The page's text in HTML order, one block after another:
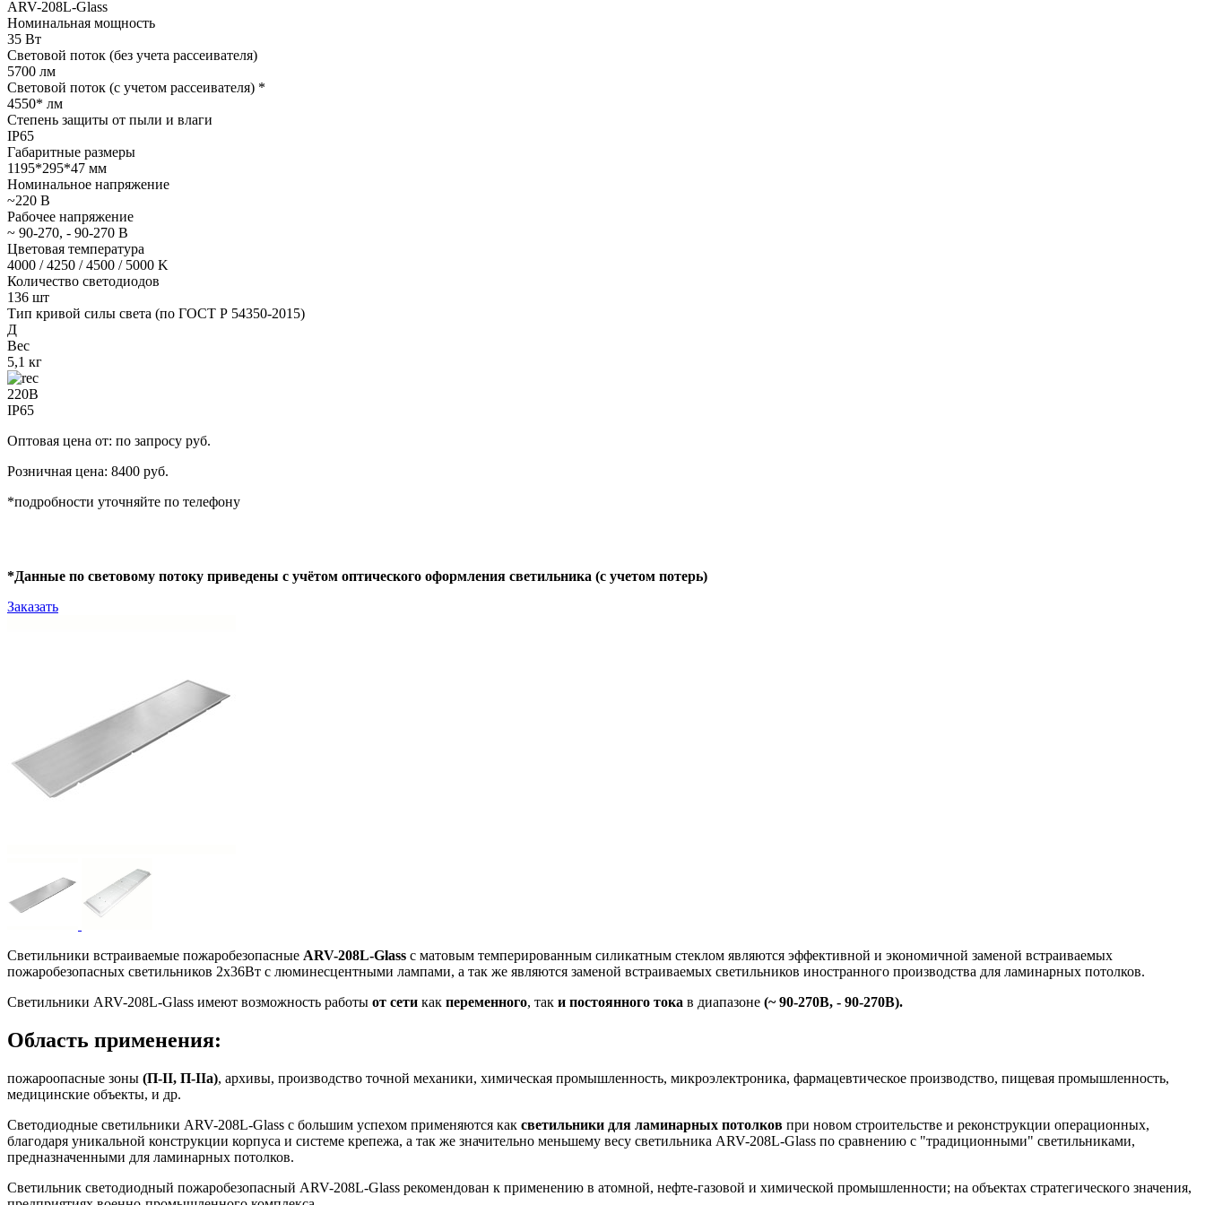
ARV-208L-Glass
Номинальная мощность
35 Вт
Световой поток (без учета рассеивателя)
5700 лм
Световой поток (с учетом рассеивателя) *
4550* лм
Степень защиты от пыли и влаги
IP65
Габаритные размеры
1195*295*47 мм
Номинальное напряжение
~220 В
Рабочее напряжение
~ 90-270, - 90-270 В
Цветовая температура
4000 / 4250 / 4500 / 5000 K
Количество светодиодов
136 шт
Тип кривой силы света (по ГОСТ Р 54350-2015)
Д
Вес
5,1 кг
220В
IP65
Оптовая цена от: по запросу руб.
Розничная цена: 8400 руб.
*подробности уточняйте по телефону
*Данные по световому потоку приведены с учётом оптического оформления светильника (с учетом потерь)
Заказать
Светильники встраиваемые пожаробезопасные ARV-208L-Glass с матовым темперированным силикатным стеклом являются эффективной и экономичной заменой встраиваемых
пожаробезопасных светильников 2x36Вт с люминесцентными лампами, а так же являются заменой встраиваемых светильников иностранного производства для ламинарных потолков.
Светильники ARV-208L-Glass имеют возможность работы от сети как переменного, так и постоянного тока в диапазоне (~ 90-270В, - 90-270В).
Область применения:
пожароопасные зоны (П-II, П-IIа), архивы, производство точной механики, химическая промышленность, микроэлектроника, фармацевтическое производство, пищевая промышленность,
медицинские объекты, и др.
Светодиодные светильники ARV-208L-Glass с большим успехом применяются как светильники для ламинарных потолков при новом строительстве и реконструкции операционных,
благодаря уникальной конструкции корпуса и системе крепежа, а так же значительно меньшему весу светильника ARV-208L-Glass по сравнению с "традиционными" светильниками,
предназначенными для ламинарных потолков.
Светильник светодиодный пожаробезопасный ARV-208L-Glass рекомендован к применению в атомной, нефте-газовой и химической промышленности; на объектах стратегического значения,